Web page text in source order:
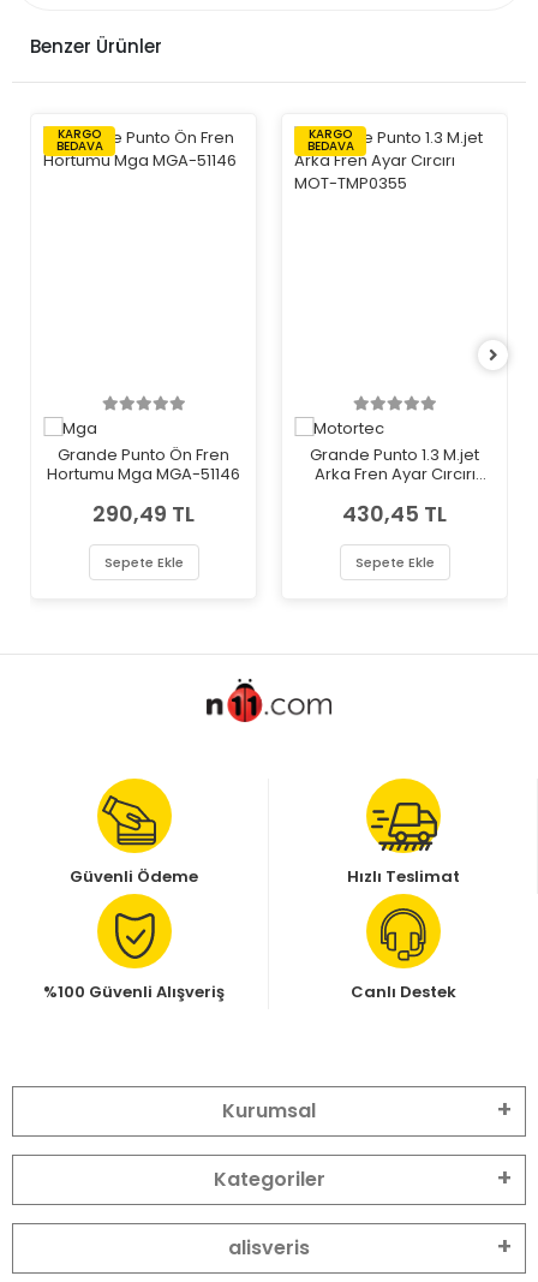
Benzer Ürünler
KARGO
BEDAVA
Grande Punto Ön Fren
Hortumu Mga MGA-51146
290,49 TL
Sepete Ekle
KARGO
BEDAVA
Grande Punto 1.3 M.jet
Arka Fren Ayar Cırcırı
430,45 TL
Sepete Ekle
Güvenli Ödeme Hızlı Teslimat
%100 Güvenli Alışveriş Canlı Destek
Kurumsal
Kategoriler
alisveris